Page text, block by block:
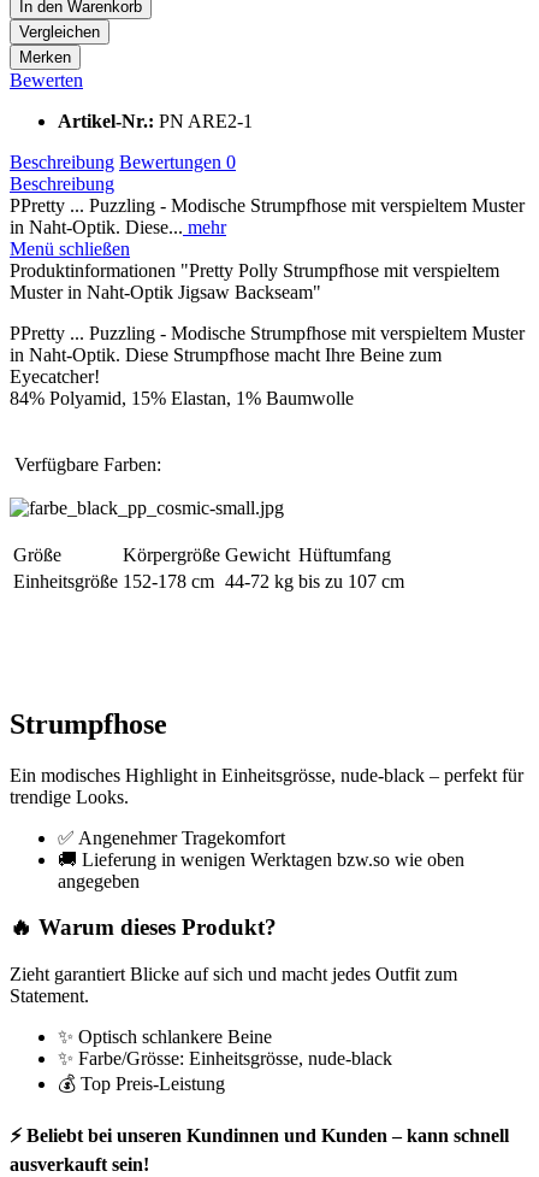
In den Warenkorb
Vergleichen
Merken
Bewerten
Artikel-Nr.: PN ARE2-1
Beschreibung Bewertungen 0
Beschreibung
PPretty ... Puzzling - Modische Strumpfhose mit verspieltem Muster
in Naht-Optik. Diese... mehr
Menü schließen
Produktinformationen "Pretty Polly Strumpfhose mit verspieltem
Muster in Naht-Optik Jigsaw Backseam"
PPretty ... Puzzling - Modische Strumpfhose mit verspieltem Muster
in Naht-Optik. Diese Strumpfhose macht Ihre Beine zum
Eyecatcher!
84% Polyamid, 15% Elastan, 1% Baumwolle
Verfügbare Farben:
Größe Körpergröße Gewicht Hüftumfang
Einheitsgröße 152-178 cm 44-72 kg bis zu 107 cm
Strumpfhose
Ein modisches Highlight in Einheitsgrösse, nude-black – perfekt für
trendige Looks.
✅ Angenehmer Tragekomfort
🚚 Lieferung in wenigen Werktagen bzw.so wie oben
angegeben
🔥 Warum dieses Produkt?
Zieht garantiert Blicke auf sich und macht jedes Outfit zum
Statement.
✨ Optisch schlankere Beine
✨ Farbe/Grösse: Einheitsgrösse, nude-black
💰 Top Preis-Leistung
⚡ Beliebt bei unseren Kundinnen und Kunden – kann schnell
ausverkauft sein!